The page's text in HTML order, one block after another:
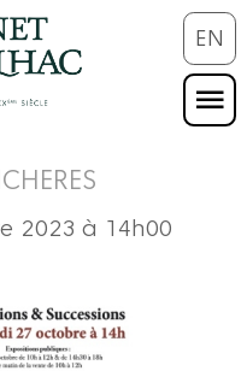
EN
2023 à 14h00